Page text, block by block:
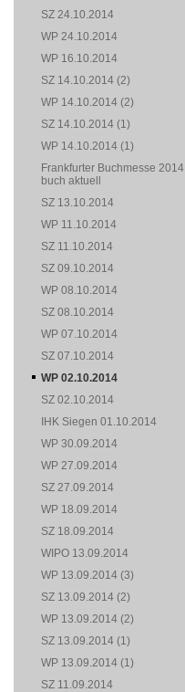
SZ 24.10.2014
WP 24.10.2014
WP 16.10.2014
SZ 14.10.2014 (2)
WP 14.10.2014 (2)
SZ 14.10.2014 (1)
WP 14.10.2014 (1)
Frankfurter Buchmesse 2014 |
buch aktuell
SZ 13.10.2014
WP 11.10.2014
SZ 11.10.2014
SZ 09.10.2014
WP 08.10.2014
SZ 08.10.2014
WP 07.10.2014
SZ 07.10.2014
WP 02.10.2014
SZ 02.10.2014
IHK Siegen 01.10.2014
WP 30.09.2014
WP 27.09.2014
SZ 27.09.2014
WP 18.09.2014
SZ 18.09.2014
WIPO 13.09.2014
WP 13.09.2014 (3)
SZ 13.09.2014 (2)
WP 13.09.2014 (2)
SZ 13.09.2014 (1)
WP 13.09.2014 (1)
SZ 11.09.2014